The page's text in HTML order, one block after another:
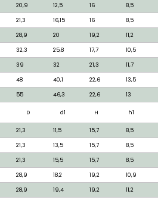
20,9 12,5 16 8,5
21,3 16,15 16 8,5
28,9 20 19,2 11,2
32,3 25,8 17,7 10,5
39 32 21,3 11,7
48 40,1 22,6 13,5
55 46,3 22,6 13
D d1 H h1
21,3 11,5 15,7 8,5
21,3 13,5 15,7 8,5
21,3 15,5 15,7 8,5
28,9 18,2 19,2 10,9
28,9 19,4 19,2 11,2